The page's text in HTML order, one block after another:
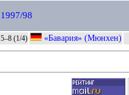
1997/98
5–8 (1/4) «Бавария» (Мюнхен)